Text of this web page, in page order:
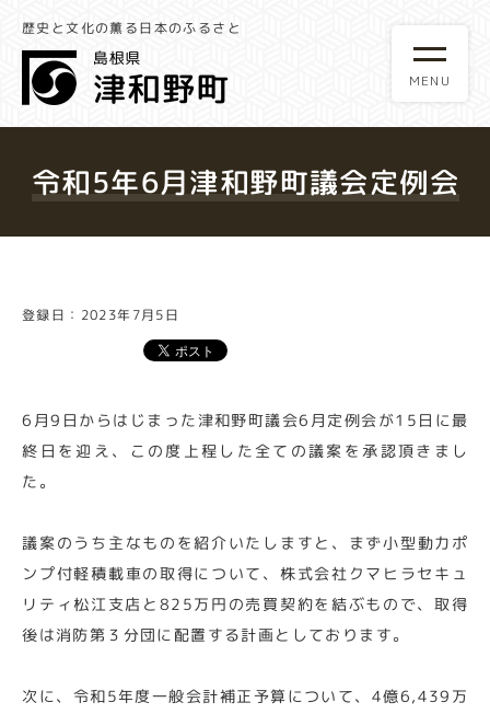
歴史と文化の薫る日本のふるさと
令和5年6月津和野町議会定例会
登録日：2023年7月5日
6月9日からはじまった津和野町議会6月定例会が15日に最
終日を迎え、この度上程した全ての議案を承認頂きまし
た。
議案のうち主なものを紹介いたしますと、まず小型動力ポ
ンプ付軽積載車の取得について、株式会社クマヒラセキュ
リティ松江支店と825万円の売買契約を結ぶもので、取得
後は消防第３分団に配置する計画としております。
次に、令和5年度一般会計補正予算について、4億6,439万